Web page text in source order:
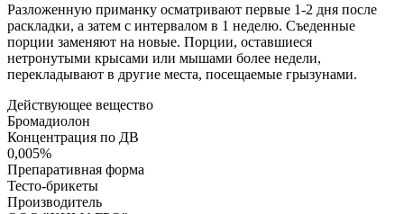
Разложенную приманку осматривают первые 1-2 дня после
раскладки, а затем с интервалом в 1 неделю. Съеденные
порции заменяют на новые. Порции, оставшиеся
нетронутыми крысами или мышами более недели,
перекладывают в другие места, посещаемые грызунами.
Действующее вещество
Бромадиолон
Концентрация по ДВ
0,005%
Препаративная форма
Тесто-брикеты
Производитель